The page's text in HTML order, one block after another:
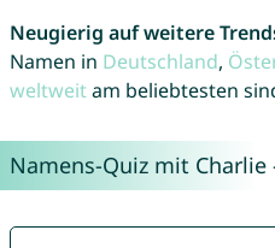
Neugierig auf weitere
Namen in Deutschland,
weltweitam beliebtesten
Namens-Quiz mit Charlie